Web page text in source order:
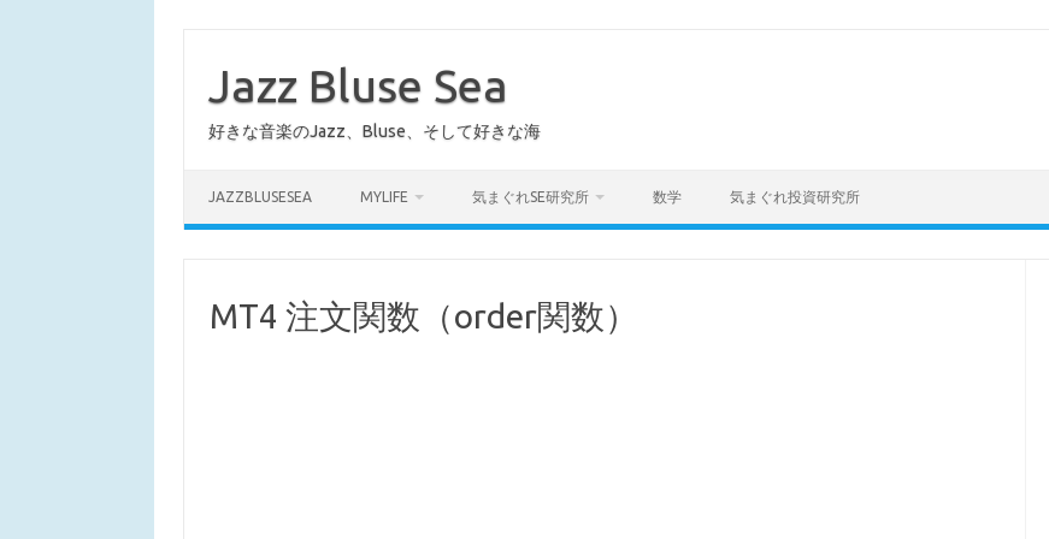
Jazz Bluse Sea
好きな音楽のJazz、Bluse、そして好きな海
JAZZBLUSESEA MYLIFE 気まぐれSE研究所 数学 気まぐれ投資研究所
MT4 注文関数（order関数）